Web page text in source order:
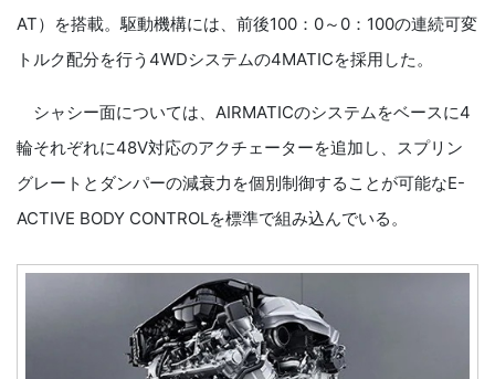
AT）を搭載。駆動機構には、前後100：0～0：100の連続可変
トルク配分を行う4WDシステムの4MATICを採用した。
シャシー面については、AIRMATICのシステムをベースに4
輪それぞれに48V対応のアクチェーターを追加し、スプリン
グレートとダンパーの減衰力を個別制御することが可能なE-
ACTIVE BODY CONTROLを標準で組み込んでいる。